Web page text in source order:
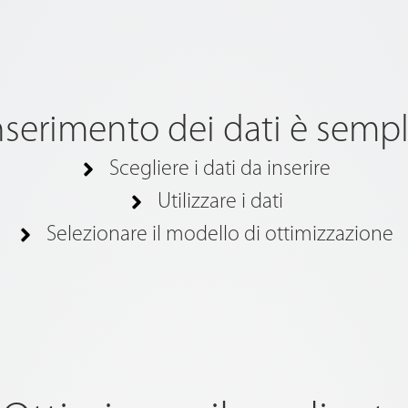
dei dati è
Scegliere i dati da inserire
Utilizzare i dati
Selezionare il modello di ottimizzazione